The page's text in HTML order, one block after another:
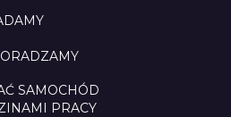
SAMOCHÓD
PRACY